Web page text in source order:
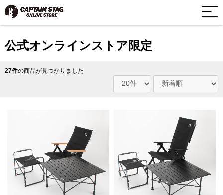
公式オンラインストア限定
27件の商品が見つかりました